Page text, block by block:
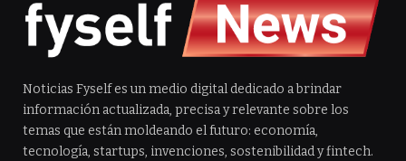
Noticias Fyself es un medio digital dedicado a brindar
información actualizada, precisa y relevante sobre los
temas que están moldeando el futuro: economía,
tecnología, startups, invenciones, sostenibilidad y fintech.